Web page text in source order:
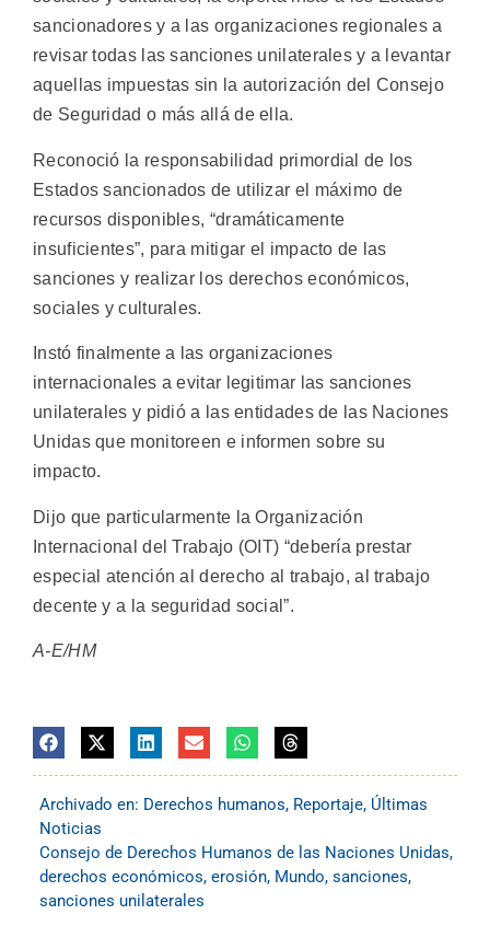
sancionadores y a las organizaciones regionales a
revisar todas las sanciones unilaterales y a levantar
aquellas impuestas sin la autorización del Consejo
de Seguridad o más allá de ella.
Reconoció la responsabilidad primordial de los
Estados sancionados de utilizar el máximo de
recursos disponibles, “dramáticamente
insuficientes”, para mitigar el impacto de las
sanciones y realizar los derechos económicos,
sociales y culturales.
Instó finalmente a las organizaciones
internacionales a evitar legitimar las sanciones
unilaterales y pidió a las entidades de las Naciones
Unidas que monitoreen e informen sobre su
impacto.
Dijo que particularmente la Organización
Internacional del Trabajo (OIT) “debería prestar
especial atención al derecho al trabajo, al trabajo
decente y a la seguridad social”.
A-E/HM
Archivado en: Derechos humanos, Reportaje, Últimas
Noticias
Consejo de Derechos Humanos de las Naciones Unidas,
derechos económicos, erosión, Mundo, sanciones,
sanciones unilaterales